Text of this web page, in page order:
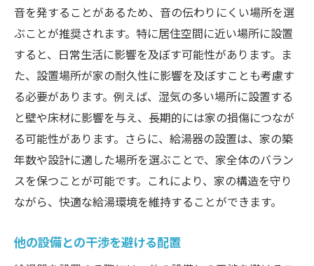
音を発することがあるため、音の伝わりにくい場所を選
ぶことが推奨されます。特に居住空間に近い場所に設置
すると、日常生活に影響を及ぼす可能性があります。ま
た、設置場所が家の耐久性に影響を及ぼすことも考慮す
る必要があります。例えば、湿気の多い場所に設置する
と壁や床材に影響を与え、長期的には家の損傷につなが
る可能性があります。さらに、給湯器の設置は、家の築
年数や設計に適した場所を選ぶことで、家全体のバラン
スを保つことが可能です。これにより、家の構造を守り
ながら、快適な給湯環境を維持することができます。
他の設備との干渉を避ける配置